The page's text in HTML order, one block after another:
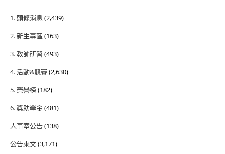
1. 頭條消息 (2,439)
2. 新生專區 (163)
3. 教師研習 (493)
4. 活動&競賽(2,630)
5. 榮譽榜(182)
6. 獎助學金(481)
人事室公告(138)
公告來文(3,171)